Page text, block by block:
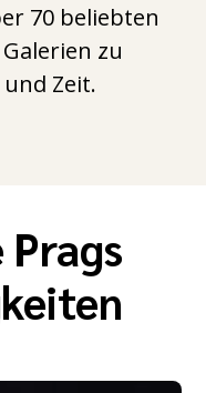
70 beliebten
zu
Zeit.
Prags